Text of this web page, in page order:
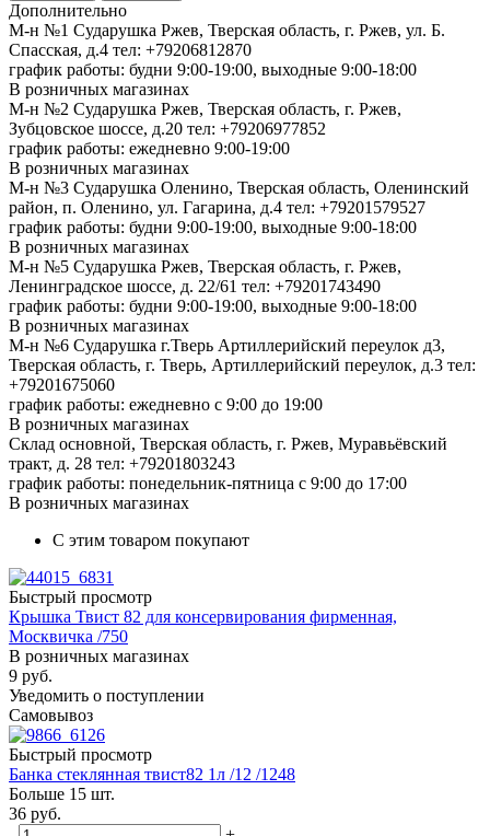
Дополнительно
М-н №1 Сударушка Ржев, Тверская область, г. Ржев, ул. Б.
Спасская, д.4 тел: +79206812870
график работы: будни 9:00-19:00, выходные 9:00-18:00
В розничных магазинах
М-н №2 Cударушка Ржев, Тверская область, г. Ржев,
Зубцовское шоссе, д.20 тел: +79206977852
график работы: ежедневно 9:00-19:00
В розничных магазинах
М-н №3 Сударушка Оленино, Тверская область, Оленинский
район, п. Оленино, ул. Гагарина, д.4 тел: +79201579527
график работы: будни 9:00-19:00, выходные 9:00-18:00
В розничных магазинах
М-н №5 Сударушка Ржев, Тверская область, г. Ржев,
Ленинградское шоссе, д. 22/61 тел: +79201743490
график работы: будни 9:00-19:00, выходные 9:00-18:00
В розничных магазинах
М-н №6 Сударушка г.Тверь Артиллерийский переулок д3,
Тверская область, г. Тверь, Артиллерийский переулок, д.3 тел:
+79201675060
график работы: ежедневно с 9:00 до 19:00
В розничных магазинах
Склад основной, Тверская область, г. Ржев, Муравьёвский
тракт, д. 28 тел: +79201803243
график работы: понедельник-пятница с 9:00 до 17:00
В розничных магазинах
С этим товаром покупают
Быстрый просмотр
Крышка Твист 82 для консервирования фирменная,
Москвичка /750
В розничных магазинах
9 руб.
Уведомить о поступлении
Самовывоз
Быстрый просмотр
Банка стеклянная твист82 1л /12 /1248
Больше 15 шт.
36 руб.